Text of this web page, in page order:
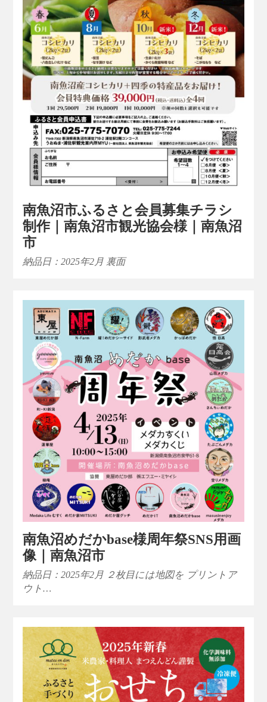
南魚沼市ふるさと会員募集チラシ
制作｜南魚沼市観光協会様｜南魚沼
市
納品日：2025年2月 裏面
南魚沼めだかbase様周年祭SNS用画
像｜南魚沼市
納品日：2025年2月 ２枚目には地図を プリントア
ウト…